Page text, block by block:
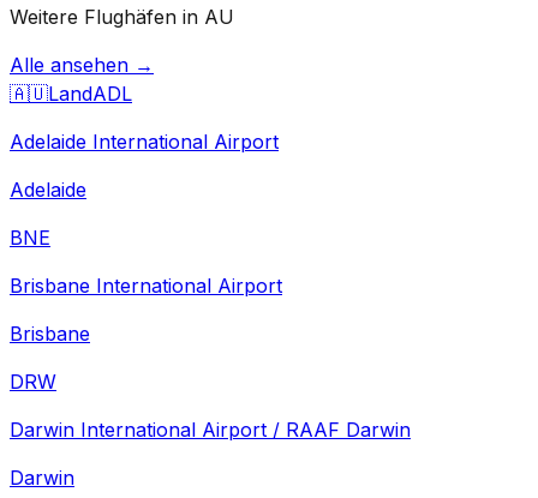
Weitere Flughäfen in AU
Alle ansehen →
🇦🇺LandADL
Adelaide International Airport
Adelaide
BNE
Brisbane International Airport
Brisbane
DRW
Darwin International Airport / RAAF Darwin
Darwin